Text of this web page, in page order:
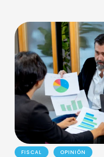
FISCAL OPINIÓN